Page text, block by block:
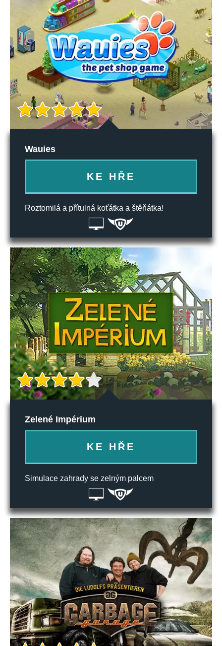
Wauies
KE HŘE
Roztomilá a přítulná koťátka a štěňátka!
Zelené Impérium
KE HŘE
Simulace zahrady se zelným palcem